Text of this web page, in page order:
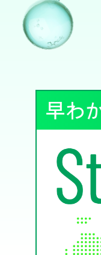
早わ